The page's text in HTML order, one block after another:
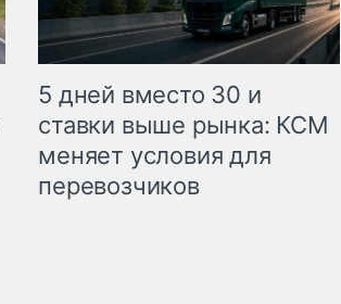
5 дней вместо 30 и
ставки выше рынка: КСМ
меняет условия для
перевозчиков